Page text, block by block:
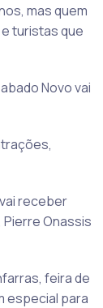
mas quem
turistas que
Novo vai
receber
Onassis
feira de
especial para